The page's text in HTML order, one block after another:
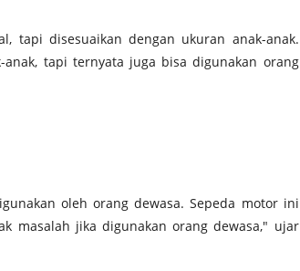
tapi disesuaikan dengan ukuran anak-anak.
tapi ternyata juga bisa digunakan orang
oleh orang dewasa. Sepeda motor ini
masalah jika digunakan orang dewasa," ujar